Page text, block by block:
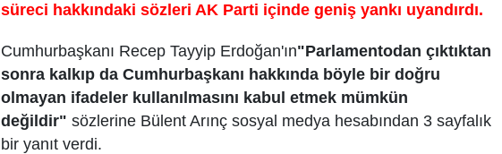
süreci hakkındaki sözleri AK Parti içinde geniş yankı uyandırdı.
Cumhurbaşkanı Recep Tayyip Erdoğan'ın"Parlamentodan çıktıktan
sonra kalkıp da Cumhurbaşkanı hakkında böyle bir doğru
olmayan ifadeler kullanılmasını kabul etmek mümkün
değildir" sözlerine Bülent Arınç sosyal medya hesabından 3 sayfalık
bir yanıt verdi.